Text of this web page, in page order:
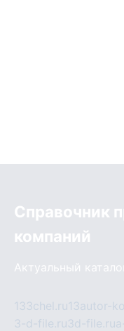
Справочник
компаний
Актуальный
133chel.ru13autor-
3-d-file.ru3d-file.ru